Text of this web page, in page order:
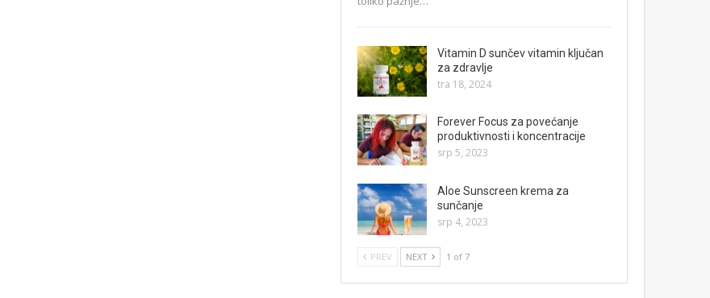
Vitamin D sunčev vitamin ključan
za zdravlje
tra 18, 2024
Forever Focus za povećanje
produktivnosti i koncentracije
srp 5, 2023
Aloe Sunscreen krema za
sunčanje
srp 4, 2023
PREV NEXT 1 of 7